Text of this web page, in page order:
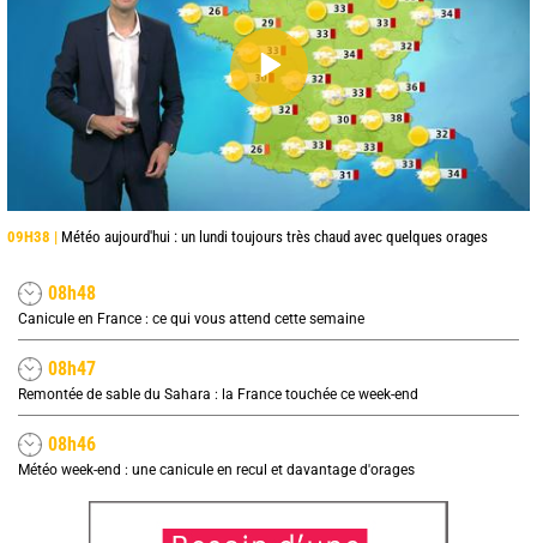
09H38 | Météo aujourd'hui : un lundi toujours très chaud avec quelques orages
08h48
Canicule en France : ce qui vous attend cette semaine
08h47
Remontée de sable du Sahara : la France touchée ce week-end
08h46
Météo week-end : une canicule en recul et davantage d'orages